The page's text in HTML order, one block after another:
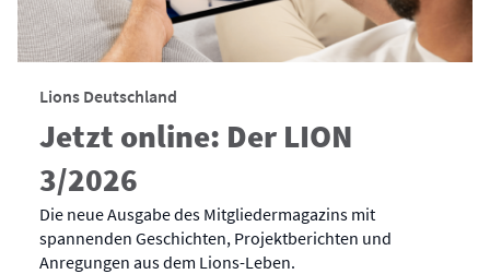
Lions Deutschland
Jetzt online: Der LION
3/2026
Die neue Ausgabe des Mitgliedermagazins mit
spannenden Geschichten, Projektberichten und
Anregungen aus dem Lions-Leben.